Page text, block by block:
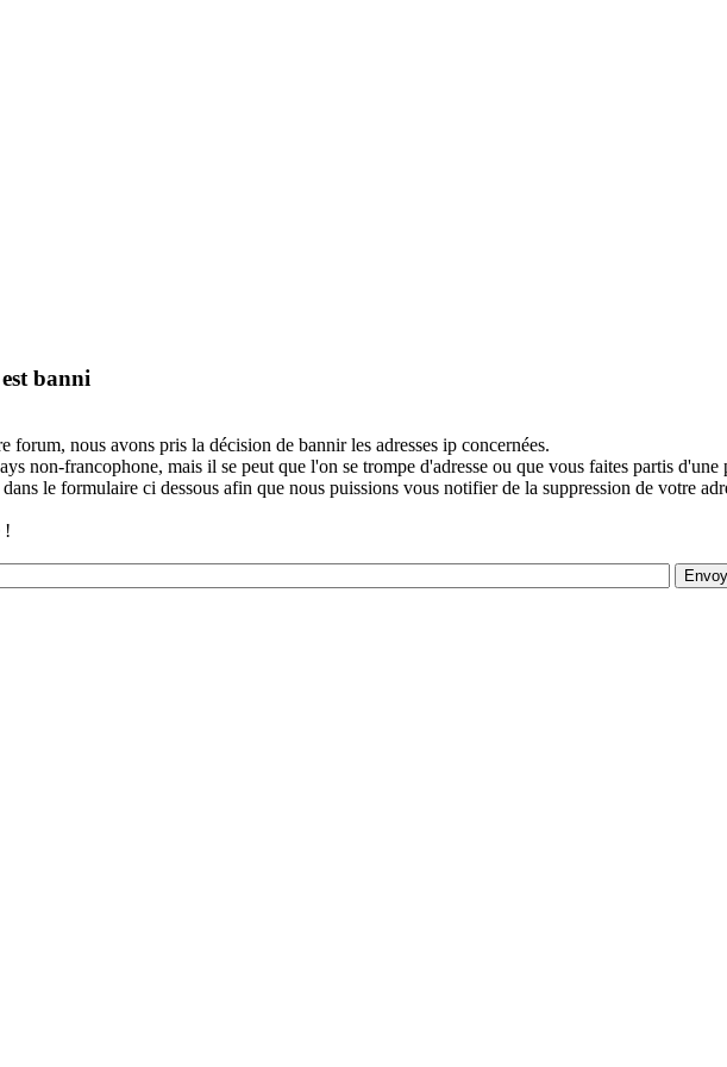
banni
forum, nous avons pris la décision de bannir les adresses ip concernées.
non-francophone, mais il se peut que l'on se trompe d'adresse ou que vous faites partis
le formulaire ci dessous afin que nous puissions vous notifier de la suppression de votre
!